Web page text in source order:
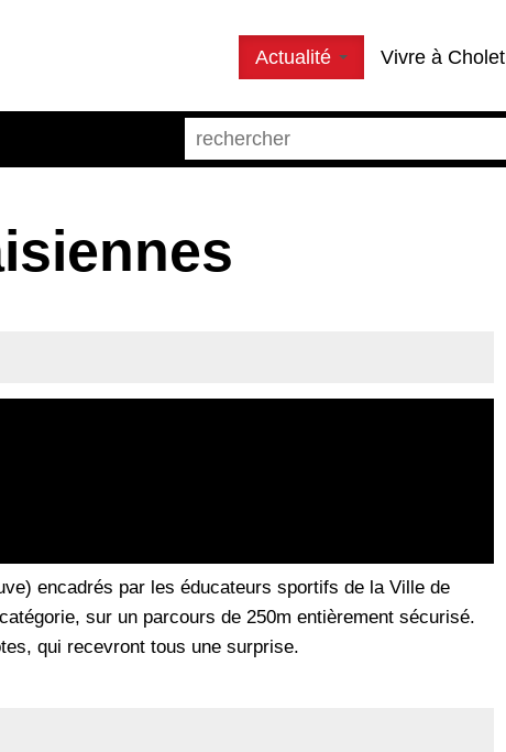
Actualité Vivre à Cholet
encadrés par les éducateurs sportifs de la Ville de
sur un parcours de 250m entièrement sécurisé.
qui recevront tous une surprise.